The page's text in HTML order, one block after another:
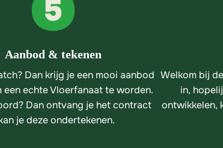
Aanbod & tekenen
Dan krijg je een mooi aanbod
een echte Vloerfanaat te worden.
Dan ontvang je het contract
je deze ondertekenen.
Welkom bij
in,
ontwikkelen,